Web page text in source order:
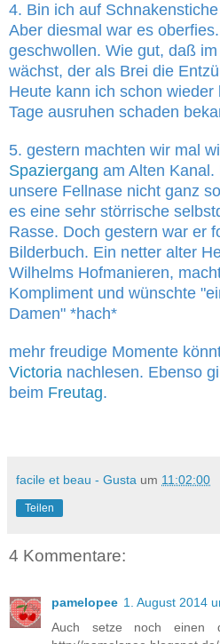
4. Bin ich auf
Aber diesmal war es
geschwollen. Wie gut, daß
wächst, der als Brei die
Heute kann ich schon
Tage ausruhen schaden
5. gestern machten wir mal
Spaziergang am Alten
unsere Fellnase nicht ganz
es eine sehr störrische
Rasse. Doch gestern war er
Bilderbuch. Ein netter alter
Wilhelms Hofmanieren,
Kompliment und wünschte
Damen" *hach*
mehr freudige Momente
Victoria nachlesen. Ebenso
beim Freutag.
facile et beau - Gusta um 11:02:00
Teilen
4 Kommentare:
pamelopee 1. August 2014
Auch setze noch einen